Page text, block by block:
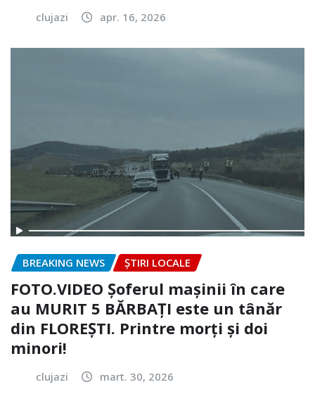
clujazi apr. 16, 2026
BREAKING NEWS ȘTIRI LOCALE
FOTO.VIDEO Șoferul mașinii în care
au MURIT 5 BĂRBAȚI este un tânăr
din FLOREȘTI. Printre morți și doi
minori!
clujazi mart. 30, 2026